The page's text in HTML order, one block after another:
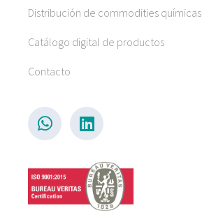
Distribución de commodities químicas
Catálogo digital de productos
Contacto